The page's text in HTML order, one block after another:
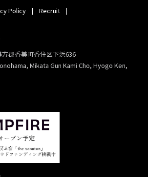
Policy Recruit
方郡香美町香住区下浜636
Mikata Gun Kami Cho, Hyogo Ken,